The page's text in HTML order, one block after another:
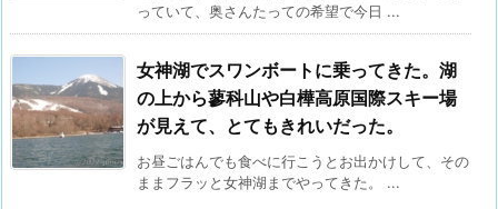
っていて、奥さんたっての希望で今日 ...
女神湖でスワンボートに乗ってきた。湖
の上から蓼科山や白樺高原国際スキー場
が見えて、とてもきれいだった。
お昼ごはんでも食べに行こうとお出かけして、その
ままフラッと女神湖までやってきた。 ...